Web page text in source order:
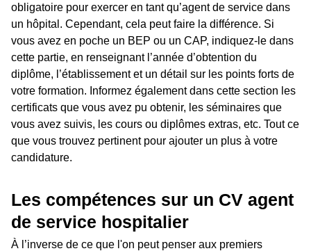
obligatoire pour exercer en tant qu’agent de service dans
un hôpital. Cependant, cela peut faire la différence. Si
vous avez en poche un BEP ou un CAP, indiquez-le dans
cette partie, en renseignant l’année d’obtention du
diplôme, l’établissement et un détail sur les points forts de
votre formation. Informez également dans cette section les
certificats que vous avez pu obtenir, les séminaires que
vous avez suivis, les cours ou diplômes extras, etc. Tout ce
que vous trouvez pertinent pour ajouter un plus à votre
candidature.
Les compétences sur un CV agent
de service hospitalier
À l’inverse de ce que l'on peut penser aux premiers